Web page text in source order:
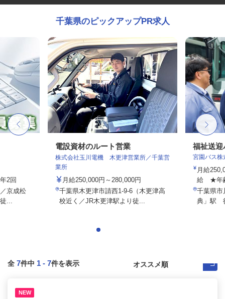
千葉県のピックアップPR求人
2回
京成松
...
電設資材のルート営業
株式会社玉川電機 木更津営業所／千葉営
業所
月給250,000円～280,000円
千葉県木更津市請西1-9-6（木更津高
校近く／JR木更津駅より徒...
福祉送迎
宮園バス株
月給
給 ★年
千葉県市
典」駅
全 7件中 1 - 7件を表示
NEW